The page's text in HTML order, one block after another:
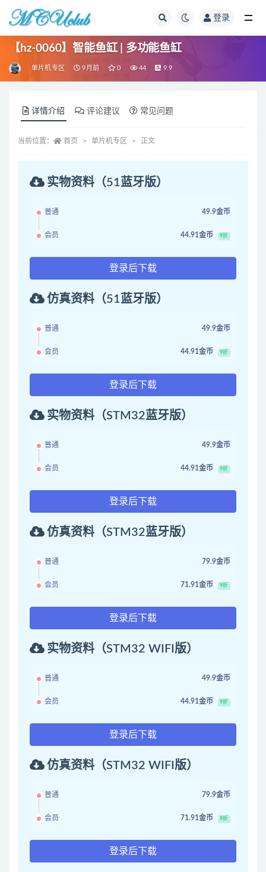
登录
【hz-0060】智能鱼缸 | 多功能鱼缸
单片机专区 9月前 0 44 9.9
详情介绍 评论建议 常见问题
当前位置： 首页 单片机专区 正文
实物资料（51蓝牙版）
普通 49.9金币
会员 44.91金币 9折
登录后下载
仿真资料（51蓝牙版）
普通 49.9金币
会员 44.91金币 9折
登录后下载
实物资料（STM32蓝牙版）
普通 49.9金币
会员 44.91金币 9折
登录后下载
仿真资料（STM32蓝牙版）
普通 79.9金币
会员 71.91金币 9折
登录后下载
实物资料（STM32 WIFI版）
普通 49.9金币
会员 44.91金币 9折
登录后下载
仿真资料（STM32 WIFI版）
普通 79.9金币
会员 71.91金币 9折
登录后下载